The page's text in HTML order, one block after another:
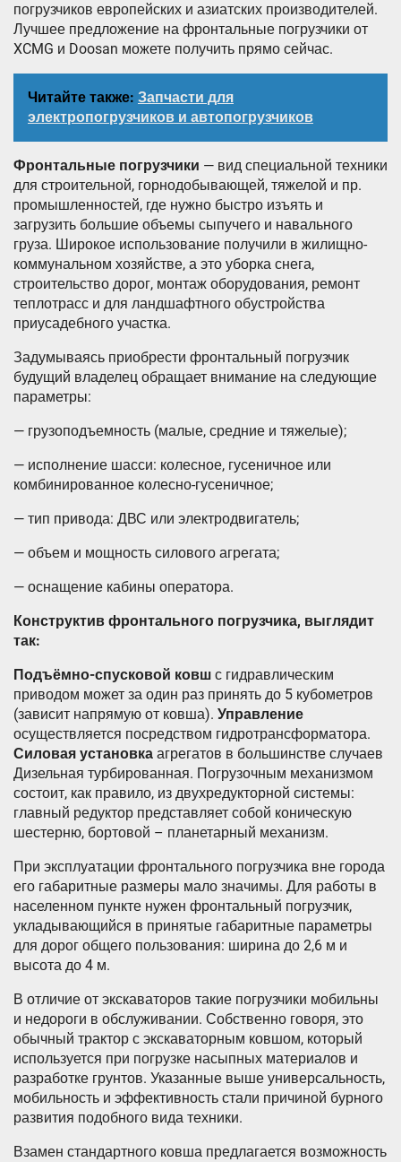
погрузчиков европейских и азиатских производителей.
Лучшее предложение на фронтальные погрузчики от
XCMG и Doosan можете получить прямо сейчас.
Читайте также: Запчасти для
электропогрузчиков и автопогрузчиков
Фронтальные погрузчики — вид специальной техники
для строительной, горнодобывающей, тяжелой и пр.
промышленностей, где нужно быстро изъять и
загрузить большие объемы сыпучего и навального
груза. Широкое использование получили в жилищно-
коммунальном хозяйстве, а это уборка снега,
строительство дорог, монтаж оборудования, ремонт
теплотрасс и для ландшафтного обустройства
приусадебного участка.
Задумываясь приобрести фронтальный погрузчик
будущий владелец обращает внимание на следующие
параметры:
— грузоподъемность (малые, средние и тяжелые);
— исполнение шасси: колесное, гусеничное или
комбинированное колесно-гусеничное;
— тип привода: ДВС или электродвигатель;
— объем и мощность силового агрегата;
— оснащение кабины оператора.
Конструктив фронтального погрузчика, выглядит
так:
Подъёмно-спусковой ковш с гидравлическим
приводом может за один раз принять до 5 кубометров
(зависит напрямую от ковша). Управление
осуществляется посредством гидротрансформатора.
Силовая установка агрегатов в большинстве случаев
Дизельная турбированная. Погрузочным механизмом
состоит, как правило, из двухредукторной системы:
главный редуктор представляет собой коническую
шестерню, бортовой – планетарный механизм.
При эксплуатации фронтального погрузчика вне города
его габаритные размеры мало значимы. Для работы в
населенном пункте нужен фронтальный погрузчик,
укладывающийся в принятые габаритные параметры
для дорог общего пользования: ширина до 2,6 м и
высота до 4 м.
В отличие от экскаваторов такие погрузчики мобильны
и недороги в обслуживании. Собственно говоря, это
обычный трактор с экскаваторным ковшом, который
используется при погрузке насыпных материалов и
разработке грунтов. Указанные выше универсальность,
мобильность и эффективность стали причиной бурного
развития подобного вида техники.
Взамен стандартного ковша предлагается возможность